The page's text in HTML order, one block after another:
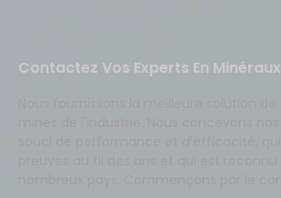
Contactez Vos Experts En Minéraux